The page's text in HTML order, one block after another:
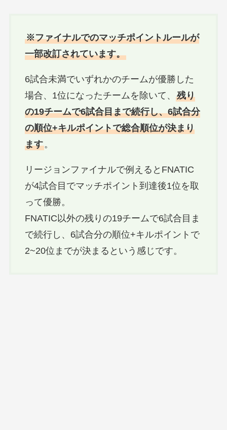
※ファイナルでのマッチポイントルールが
一部改訂されています。
6試合未満でいずれかのチームが優勝した
場合、1位になったチームを除いて、 残り
の19チームで6試合目まで続行し、6試合分
の順位+キルポイントで総合順位が決まり
ます。
リージョンファイナルで例えるとFNATIC
が4試合目でマッチポイント到達後1位を取
って優勝。
FNATIC以外の残りの19チームで6試合目ま
で続行し、6試合分の順位+キルポイントで
2~20位までが決まるという感じです。